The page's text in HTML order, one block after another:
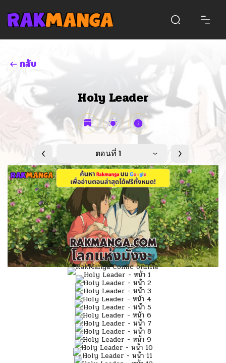
กลับ
Holy Leader
ตอนที่ 1